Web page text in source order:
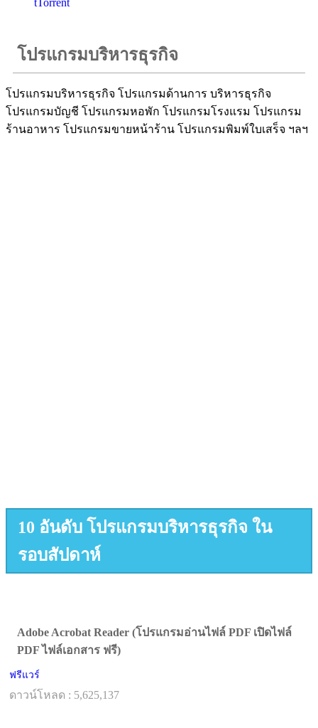
tTorrent
โปรแกรมบริหารธุรกิจ
โปรแกรมบริหารธุรกิจ โปรแกรมด้านการ บริหารธุรกิจ
โปรแกรมบัญชี โปรแกรมหอพัก โปรแกรมโรงแรม โปรแกรม
ร้านอาหาร โปรแกรมขายหน้าร้าน โปรแกรมพิมพ์ใบเสร็จ ฯลฯ
10 อันดับ โปรแกรมบริหารธุรกิจ ใน
รอบสัปดาห์
Adobe Acrobat Reader (โปรแกรมอ่านไฟล์ PDF เปิดไฟล์
PDF ไฟล์เอกสาร ฟรี)
ฟรีแวร์
ดาวน์โหลด : 5,625,137